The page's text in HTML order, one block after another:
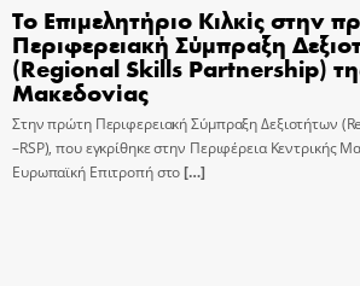
Το Επιμελητήριο Κιλκίς στην
Περιφερειακή Σύμπραξη
(Regional Skills Partnership)
Μακεδονίας
Στην πρώτη Περιφερειακή Σύμπραξη Δεξιοτήτων
–RSP), που εγκρίθηκε στην Περιφέρεια Κεντρικής
Ευρωπαϊκή Επιτροπή στο[…]